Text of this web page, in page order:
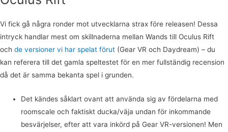
Vi fick gå några ronder mot utvecklarna strax före releasen! Dessa
intryck handlar mest om skillnaderna mellan Wands till Oculus Rift
och de versioner vi har spelat förut (Gear VR och Daydream) – du
kan referera till det gamla speltestet för en mer fullständig recension
då det är samma bekanta spel i grunden.
Det kändes såklart ovant att använda sig av fördelarna med
roomscale och faktiskt ducka/väja undan för inkommande
besvärjelser, efter att vara inkörd på Gear VR-versionen! Men